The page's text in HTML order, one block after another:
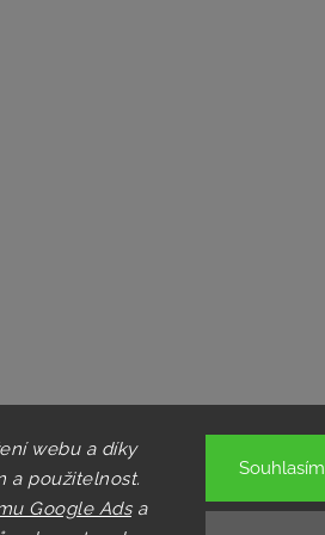
webu a díky
a použitelnost.
Google Adsa
Souhlasím